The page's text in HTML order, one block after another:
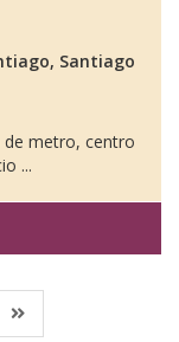
Santiago
de metro, centro
...